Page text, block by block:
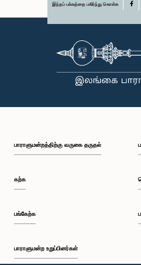
இந்தப் பக்கத்தை பகிர்ந்து கொள்க
பாராளுமன்றத்திற்கு வருகை தருதல்
கற்க
பங்கேற்க
பாராளுமன்ற உறுப்பினர்கள்